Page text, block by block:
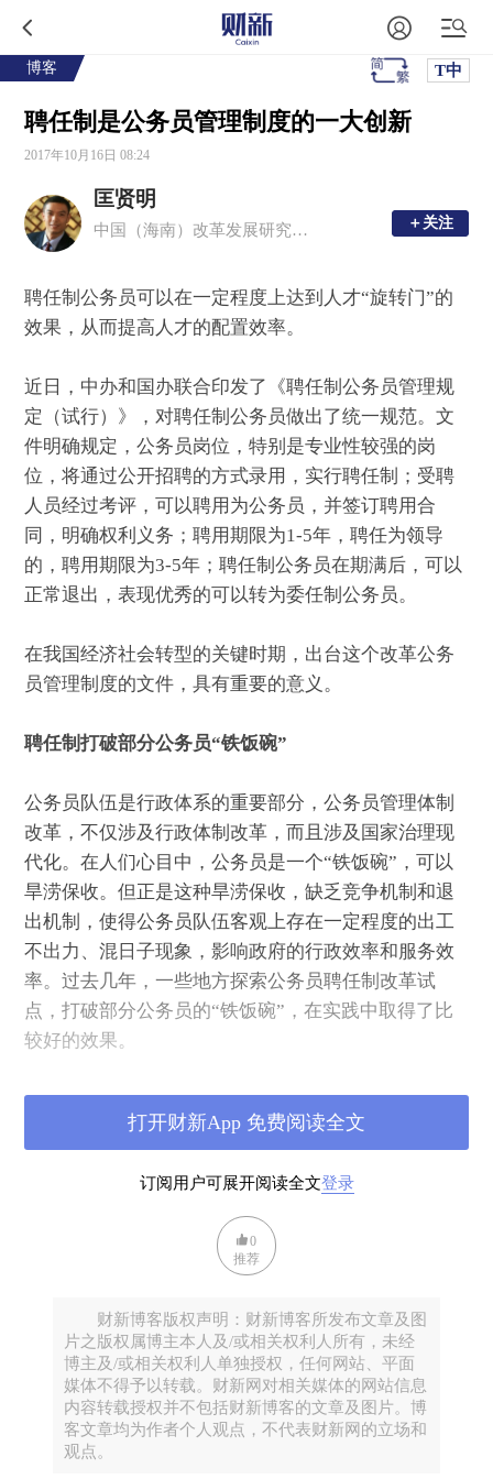
博客 T中
聘任制是公务员管理制度的一大创新
2017年10月16日 08:24
匡贤明
中国（海南）改革发展研究院经济研究所所长 ＋关注
＋关注
聘任制公务员可以在一定程度上达到人才“旋转门”的
效果，从而提高人才的配置效率。
近日，中办和国办联合印发了《聘任制公务员管理规
定（试行）》，对聘任制公务员做出了统一规范。文
件明确规定，公务员岗位，特别是专业性较强的岗
位，将通过公开招聘的方式录用，实行聘任制；受聘
人员经过考评，可以聘用为公务员，并签订聘用合
同，明确权利义务；聘用期限为1-5年，聘任为领导
的，聘用期限为3-5年；聘任制公务员在期满后，可以
正常退出，表现优秀的可以转为委任制公务员。
在我国经济社会转型的关键时期，出台这个改革公务
员管理制度的文件，具有重要的意义。
聘任制打破部分公务员“铁饭碗”
公务员队伍是行政体系的重要部分，公务员管理体制
改革，不仅涉及行政体制改革，而且涉及国家治理现
代化。在人们心目中，公务员是一个“铁饭碗”，可以
旱涝保收。但正是这种旱涝保收，缺乏竞争机制和退
出机制，使得公务员队伍客观上存在一定程度的出工
不出力、混日子现象，影响政府的行政效率和服务效
率。过去几年，一些地方探索公务员聘任制改革试
点，打破部分公务员的“铁饭碗”，在实践中取得了比
较好的效果。
但从制度定型的角度看，全国层面还缺乏一个关于聘
任制公务员管理的统一制度。虽然《公务员法》第十
制定出台了《聘任制公务员管理试点办法》，但还没
有一个正式的制度规范。
今年7月19日，中央全面深化改革领导小组第三十七次
会议审议通过了《聘任制公务员管理规定（试行）》
并于近期由两办联合印发。这个文件相当于公务员制
度改革的顶层设计，这将成为提升我国国家治理能力
的重大举措。
首先，公务员实行聘任制将有效提升公务员的专业
订阅用户可展开阅读全文登录
打开财新App 免费阅读全文
0
推荐
财新博客版权声明：财新博客所发布文章及图
片之版权属博主本人及/或相关权利人所有，未经
博主及/或相关权利人单独授权，任何网站、平面
媒体不得予以转载。财新网对相关媒体的网站信息
内容转载授权并不包括财新博客的文章及图片。博
客文章均为作者个人观点，不代表财新网的立场和
观点。